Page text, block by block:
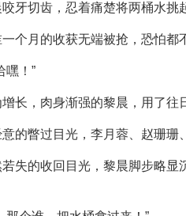
牙切齿，忍着痛楚将两桶水挑
个月的收获无端被抢，恐怕都
嘿！”
长，肉身渐强的黎晨，用了往
的瞥过目光，李月蓉、赵珊珊
失的收回目光，黎晨脚步略显